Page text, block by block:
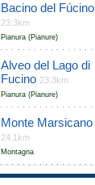
Bacino del Fúcino
23.3km
Pianura (Pianure)
Alveo del Lago di
Fucino 23.3km
Pianura (Pianure)
Monte Marsicano
24.1km
Montagna